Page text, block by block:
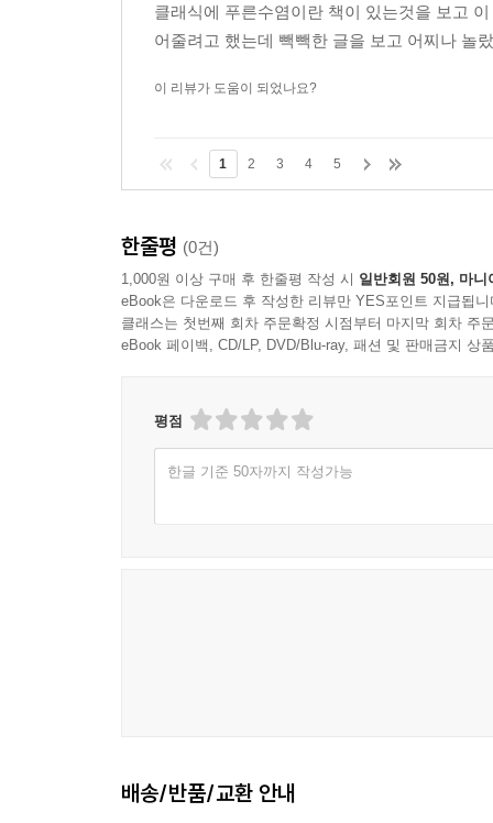
클래식에 푸른수염이란 책이 있는것을 보고
어줄려고 했는데 빽빽한 글을 보고 어찌나 놀
이 리뷰가 도움이 되었나요?
1 2 3 4 5
한줄평 (0건)
1,000원 이상 구매 후 한줄평 작성 시 일반회원 50원, 마니
eBook은 다운로드 후 작성한 리뷰만 YES포인트 지급됩니
클래스는 첫번째 회차 주문확정 시점부터 마지막 회차 주
eBook 페이백, CD/LP, DVD/Blu-ray, 패션 및 판매금지 상
평점
한글 기준 50자까지 작성가능
배송/반품/교환 안내